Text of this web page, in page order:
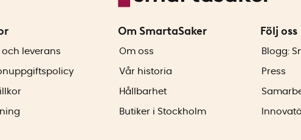
och leverans
Om SmartaSaker
Om oss
Vår historia
Hållbarhet
Butiker i Stockholm
Följ oss
Blogg:
Press